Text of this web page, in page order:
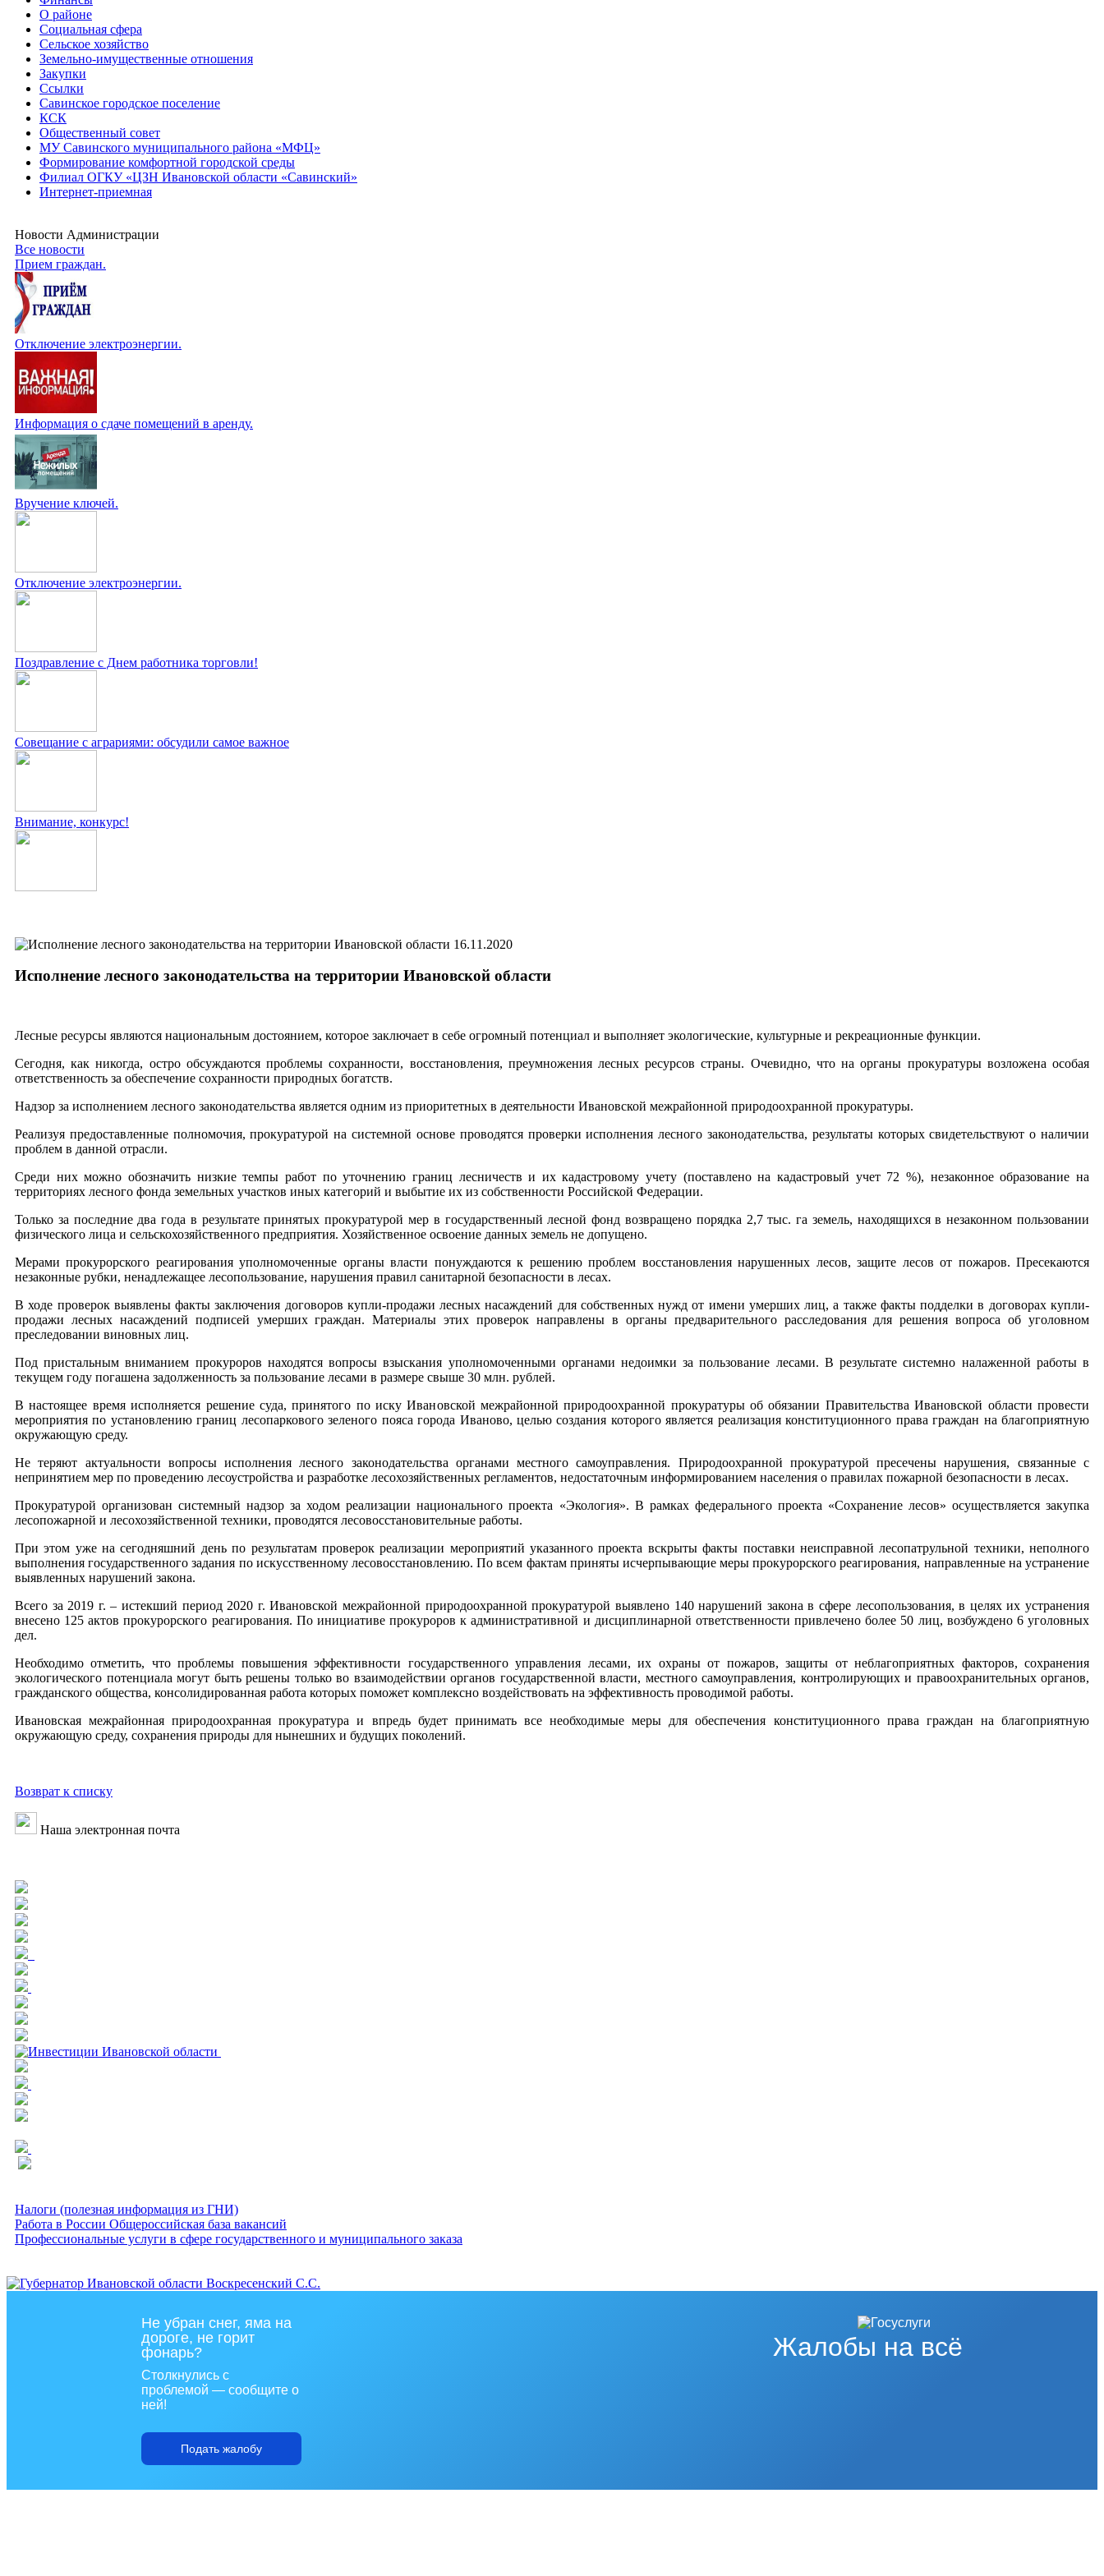
О районе
Социальная сфера
Сельское хозяйство
Земельно-имущественные отношения
Закупки
Ссылки
Савинское городское поселение
КСК
Общественный совет
МУ Савинского муниципального района «МФЦ»
Формирование комфортной городской среды
Филиал ОГКУ «ЦЗН Ивановской области «Савинский»
Интернет-приемная
Новости Администрации
Все новости
Прием граждан.
Отключение электроэнергии.
Информация о сдаче помещений в аренду.
Вручение ключей.
Отключение электроэнергии.
Поздравление с Днем работника торговли!
Совещание с аграриями: обсудили самое важное
Внимание, конкурс!
16.11.2020
Исполнение лесного законодательства на территории Ивановской области
Лесные ресурсы являются национальным достоянием, которое заключает в себе огромный потенциал и выполняет экологические, культурные и рекреационные функции.
Сегодня, как никогда, остро обсуждаются проблемы сохранности, восстановления, преумножения лесных ресурсов страны. Очевидно, что на органы прокуратуры возложена особая
ответственность за обеспечение сохранности природных богатств.
Надзор за исполнением лесного законодательства является одним из приоритетных в деятельности Ивановской межрайонной природоохранной прокуратуры.
Реализуя предоставленные полномочия, прокуратурой на системной основе проводятся проверки исполнения лесного законодательства, результаты которых свидетельствуют о наличии
проблем в данной отрасли.
Среди них можно обозначить низкие темпы работ по уточнению границ лесничеств и их кадастровому учету (поставлено на кадастровый учет 72 %), незаконное образование на
территориях лесного фонда земельных участков иных категорий и выбытие их из собственности Российской Федерации.
Только за последние два года в результате принятых прокуратурой мер в государственный лесной фонд возвращено порядка 2,7 тыс. га земель, находящихся в незаконном пользовании
физического лица и сельскохозяйственного предприятия. Хозяйственное освоение данных земель не допущено.
Мерами прокурорского реагирования уполномоченные органы власти понуждаются к решению проблем восстановления нарушенных лесов, защите лесов от пожаров. Пресекаются
незаконные рубки, ненадлежащее лесопользование, нарушения правил санитарной безопасности в лесах.
В ходе проверок выявлены факты заключения договоров купли-продажи лесных насаждений для собственных нужд от имени умерших лиц, а также факты подделки в договорах купли-
продажи лесных насаждений подписей умерших граждан. Материалы этих проверок направлены в органы предварительного расследования для решения вопроса об уголовном
преследовании виновных лиц.
Под пристальным вниманием прокуроров находятся вопросы взыскания уполномоченными органами недоимки за пользование лесами. В результате системно налаженной работы в
текущем году погашена задолженность за пользование лесами в размере свыше 30 млн. рублей.
В настоящее время исполняется решение суда, принятого по иску Ивановской межрайонной природоохранной прокуратуры об обязании Правительства Ивановской области провести
мероприятия по установлению границ лесопаркового зеленого пояса города Иваново, целью создания которого является реализация конституционного права граждан на благоприятную
окружающую среду.
Не теряют актуальности вопросы исполнения лесного законодательства органами местного самоуправления. Природоохранной прокуратурой пресечены нарушения, связанные с
непринятием мер по проведению лесоустройства и разработке лесохозяйственных регламентов, недостаточным информированием населения о правилах пожарной безопасности в лесах.
Прокуратурой организован системный надзор за ходом реализации национального проекта «Экология». В рамках федерального проекта «Сохранение лесов» осуществляется закупка
лесопожарной и лесохозяйственной техники, проводятся лесовосстановительные работы.
При этом уже на сегодняшний день по результатам проверок реализации мероприятий указанного проекта вскрыты факты поставки неисправной лесопатрульной техники, неполного
выполнения государственного задания по искусственному лесовосстановлению. По всем фактам приняты исчерпывающие меры прокурорского реагирования, направленные на устранение
выявленных нарушений закона.
Всего за 2019 г. – истекший период 2020 г. Ивановской межрайонной природоохранной прокуратурой выявлено 140 нарушений закона в сфере лесопользования, в целях их устранения
внесено 125 актов прокурорского реагирования. По инициативе прокуроров к административной и дисциплинарной ответственности привлечено более 50 лиц, возбуждено 6 уголовных
дел.
Необходимо отметить, что проблемы повышения эффективности государственного управления лесами, их охраны от пожаров, защиты от неблагоприятных факторов, сохранения
экологического потенциала могут быть решены только во взаимодействии органов государственной власти, местного самоуправления, контролирующих и правоохранительных органов,
гражданского общества, консолидированная работа которых поможет комплексно воздействовать на эффективность проводимой работы.
Ивановская межрайонная природоохранная прокуратура и впредь будет принимать все необходимые меры для обеспечения конституционного права граждан на благоприятную
окружающую среду, сохранения природы для нынешних и будущих поколений.
Возврат к списку
Наша электронная почта
Налоги (полезная информация из ГНИ)
Работа в России Общероссийская база вакансий
Профессиональные услуги в сфере государственного и муниципального заказа
Жалобы на всё
Не убран снег, яма на
дороге, не горит
фонарь?
Столкнулись с
проблемой — сообщите о
ней!
Подать жалобу